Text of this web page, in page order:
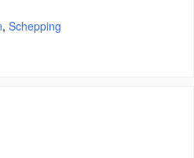
, Schepping